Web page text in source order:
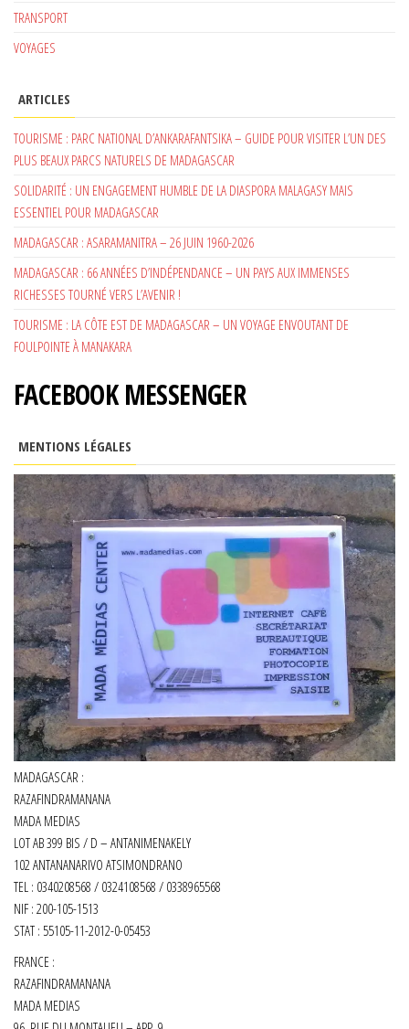
TRANSPORT
VOYAGES
ARTICLES
TOURISME : PARC NATIONAL D’ANKARAFANTSIKA – GUIDE POUR VISITER L’UN DES
PLUS BEAUX PARCS NATURELS DE MADAGASCAR
SOLIDARITÉ : UN ENGAGEMENT HUMBLE DE LA DIASPORA MALAGASY MAIS
ESSENTIEL POUR MADAGASCAR
MADAGASCAR : ASARAMANITRA – 26 JUIN 1960-2026
MADAGASCAR : 66 ANNÉES D’INDÉPENDANCE – UN PAYS AUX IMMENSES
RICHESSES TOURNÉ VERS L’AVENIR !
TOURISME : LA CÔTE EST DE MADAGASCAR – UN VOYAGE ENVOUTANT DE
FOULPOINTE À MANAKARA
FACEBOOK MESSENGER
MENTIONS LÉGALES
MADAGASCAR :
RAZAFINDRAMANANA
MADA MEDIAS
LOT AB 399 BIS / D – ANTANIMENAKELY
102 ANTANANARIVO ATSIMONDRANO
TEL : 0340208568 / 0324108568 / 0338965568
NIF : 200-105-1513
STAT : 55105-11-2012-0-05453
FRANCE :
RAZAFINDRAMANANA
MADA MEDIAS